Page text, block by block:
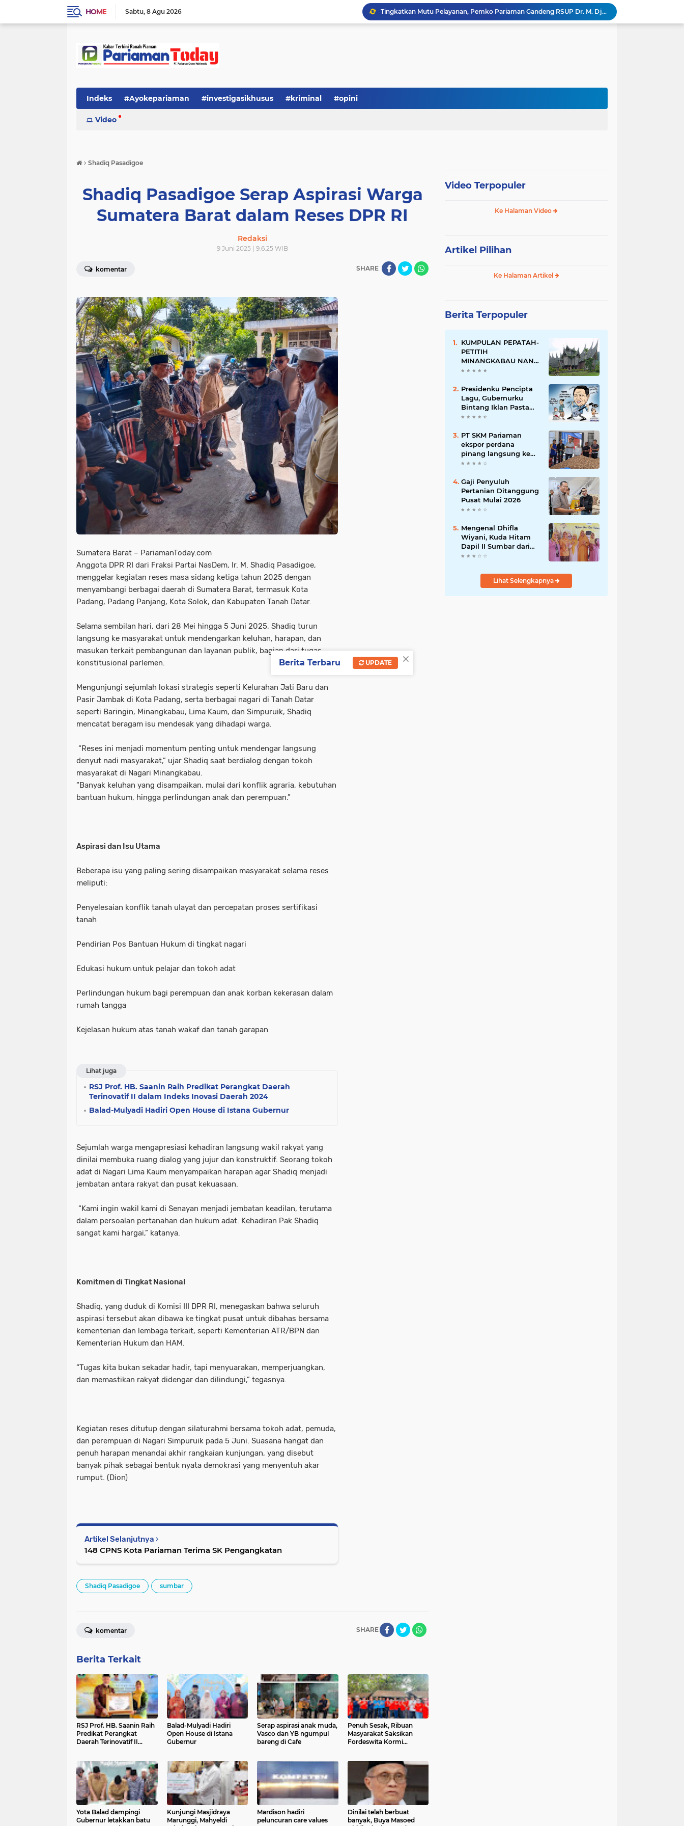
HOME Sabtu 8 Agu 2026
Tingkatkan Mutu Pelayanan, Pemko Pariaman Gandeng RSUP Dr. M. Djamil Padang
Serba-serbi: Tokoh Publik, Citra Publik
SAJUMPA Permudah Warga Pariaman Bayar Pajak Kendaraan, Sasar ASN dan Masyarakat
Indeks #Ayokepariaman #investigasikhusus #kriminal #opini
Video
› Shadiq Pasadigoe
Shadiq Pasadigoe Serap Aspirasi Warga
Sumatera Barat dalam Reses DPR RI
Redaksi
9 Juni 2025 | 9.6.25 WIB
komentar SHARE
Sumatera Barat – PariamanToday.com
Anggota DPR RI dari Fraksi Partai NasDem, Ir. M. Shadiq Pasadigoe,
menggelar kegiatan reses masa sidang ketiga tahun 2025 dengan
menyambangi berbagai daerah di Sumatera Barat, termasuk Kota
Padang, Padang Panjang, Kota Solok, dan Kabupaten Tanah Datar.
Selama sembilan hari, dari 28 Mei hingga 5 Juni 2025, Shadiq turun
langsung ke masyarakat untuk mendengarkan keluhan, harapan, dan
masukan terkait pembangunan dan layanan publik, bagian dari tugas
konstitusional parlemen.
Mengunjungi sejumlah lokasi strategis seperti Kelurahan Jati Baru dan
Pasir Jambak di Kota Padang, serta berbagai nagari di Tanah Datar
seperti Baringin, Minangkabau, Lima Kaum, dan Simpuruik, Shadiq
mencatat beragam isu mendesak yang dihadapi warga.
“Reses ini menjadi momentum penting untuk mendengar langsung
denyut nadi masyarakat,” ujar Shadiq saat berdialog dengan tokoh
masyarakat di Nagari Minangkabau.
“Banyak keluhan yang disampaikan, mulai dari konflik agraria, kebutuhan
bantuan hukum, hingga perlindungan anak dan perempuan.”
Aspirasi dan Isu Utama
Beberapa isu yang paling sering disampaikan masyarakat selama reses
meliputi:
Penyelesaian konflik tanah ulayat dan percepatan proses sertifikasi
tanah
Pendirian Pos Bantuan Hukum di tingkat nagari
Edukasi hukum untuk pelajar dan tokoh adat
Perlindungan hukum bagi perempuan dan anak korban kekerasan dalam
rumah tangga
Kejelasan hukum atas tanah wakaf dan tanah garapan
Lihat juga
RSJ Prof. HB. Saanin Raih Predikat Perangkat Daerah
Terinovatif II dalam Indeks Inovasi Daerah 2024
Balad-Mulyadi Hadiri Open House di Istana Gubernur
Sejumlah warga mengapresiasi kehadiran langsung wakil rakyat yang
dinilai membuka ruang dialog yang jujur dan konstruktif. Seorang tokoh
adat di Nagari Lima Kaum menyampaikan harapan agar Shadiq menjadi
jembatan antara rakyat dan pusat kekuasaan.
“Kami ingin wakil kami di Senayan menjadi jembatan keadilan, terutama
dalam persoalan pertanahan dan hukum adat. Kehadiran Pak Shadiq
sangat kami hargai,” katanya.
Komitmen di Tingkat Nasional
Shadiq, yang duduk di Komisi III DPR RI, menegaskan bahwa seluruh
aspirasi tersebut akan dibawa ke tingkat pusat untuk dibahas bersama
kementerian dan lembaga terkait, seperti Kementerian ATR/BPN dan
Kementerian Hukum dan HAM.
“Tugas kita bukan sekadar hadir, tapi menyuarakan, memperjuangkan,
dan memastikan rakyat didengar dan dilindungi,” tegasnya.
Kegiatan reses ditutup dengan silaturahmi bersama tokoh adat, pemuda,
dan perempuan di Nagari Simpuruik pada 5 Juni. Suasana hangat dan
penuh harapan menandai akhir rangkaian kunjungan, yang disebut
banyak pihak sebagai bentuk nyata demokrasi yang menyentuh akar
rumput. (Dion)
Artikel Selanjutnya
148 CPNS Kota Pariaman Terima SK Pengangkatan
Shadiq Pasadigoe sumbar
SHARE
komentar
Berita Terkait
RSJ Prof. HB. Saanin Raih
Predikat Perangkat
Daerah Terinovatif II
Balad-Mulyadi Hadiri
Open House di Istana
Gubernur
Serap aspirasi anak muda,
Vasco dan YB ngumpul
bareng di Cafe
Penuh Sesak, Ribuan
Masyarakat Saksikan
Fordeswita Kormi
Yota Balad dampingi
Gubernur letakkan batu
Kunjungi Masjidraya
Marunggi, Mahyeldi
Mardison hadiri
peluncuran care values
Dinilai telah berbuat
banyak, Buya Masoed
Video Terpopuler
Ke Halaman Video
Artikel Pilihan
Ke Halaman Artikel
Berita Terpopuler
KUMPULAN PEPATAH-
PETITIH
MINANGKABAU NAN
ELOK
Presidenku Pencipta
Lagu, Gubernurku
Bintang Iklan Pasta
Gigi
PT SKM Pariaman
ekspor perdana
pinang langsung ke
India
Gaji Penyuluh
Pertanian Ditanggung
Pusat Mulai 2026
Mengenal Dhifla
Wiyani, Kuda Hitam
Dapil II Sumbar dari
Golkar
Lihat Selengkapnya
×
Berita Terbaru UPDATE